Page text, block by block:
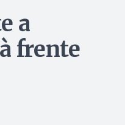
a
frente